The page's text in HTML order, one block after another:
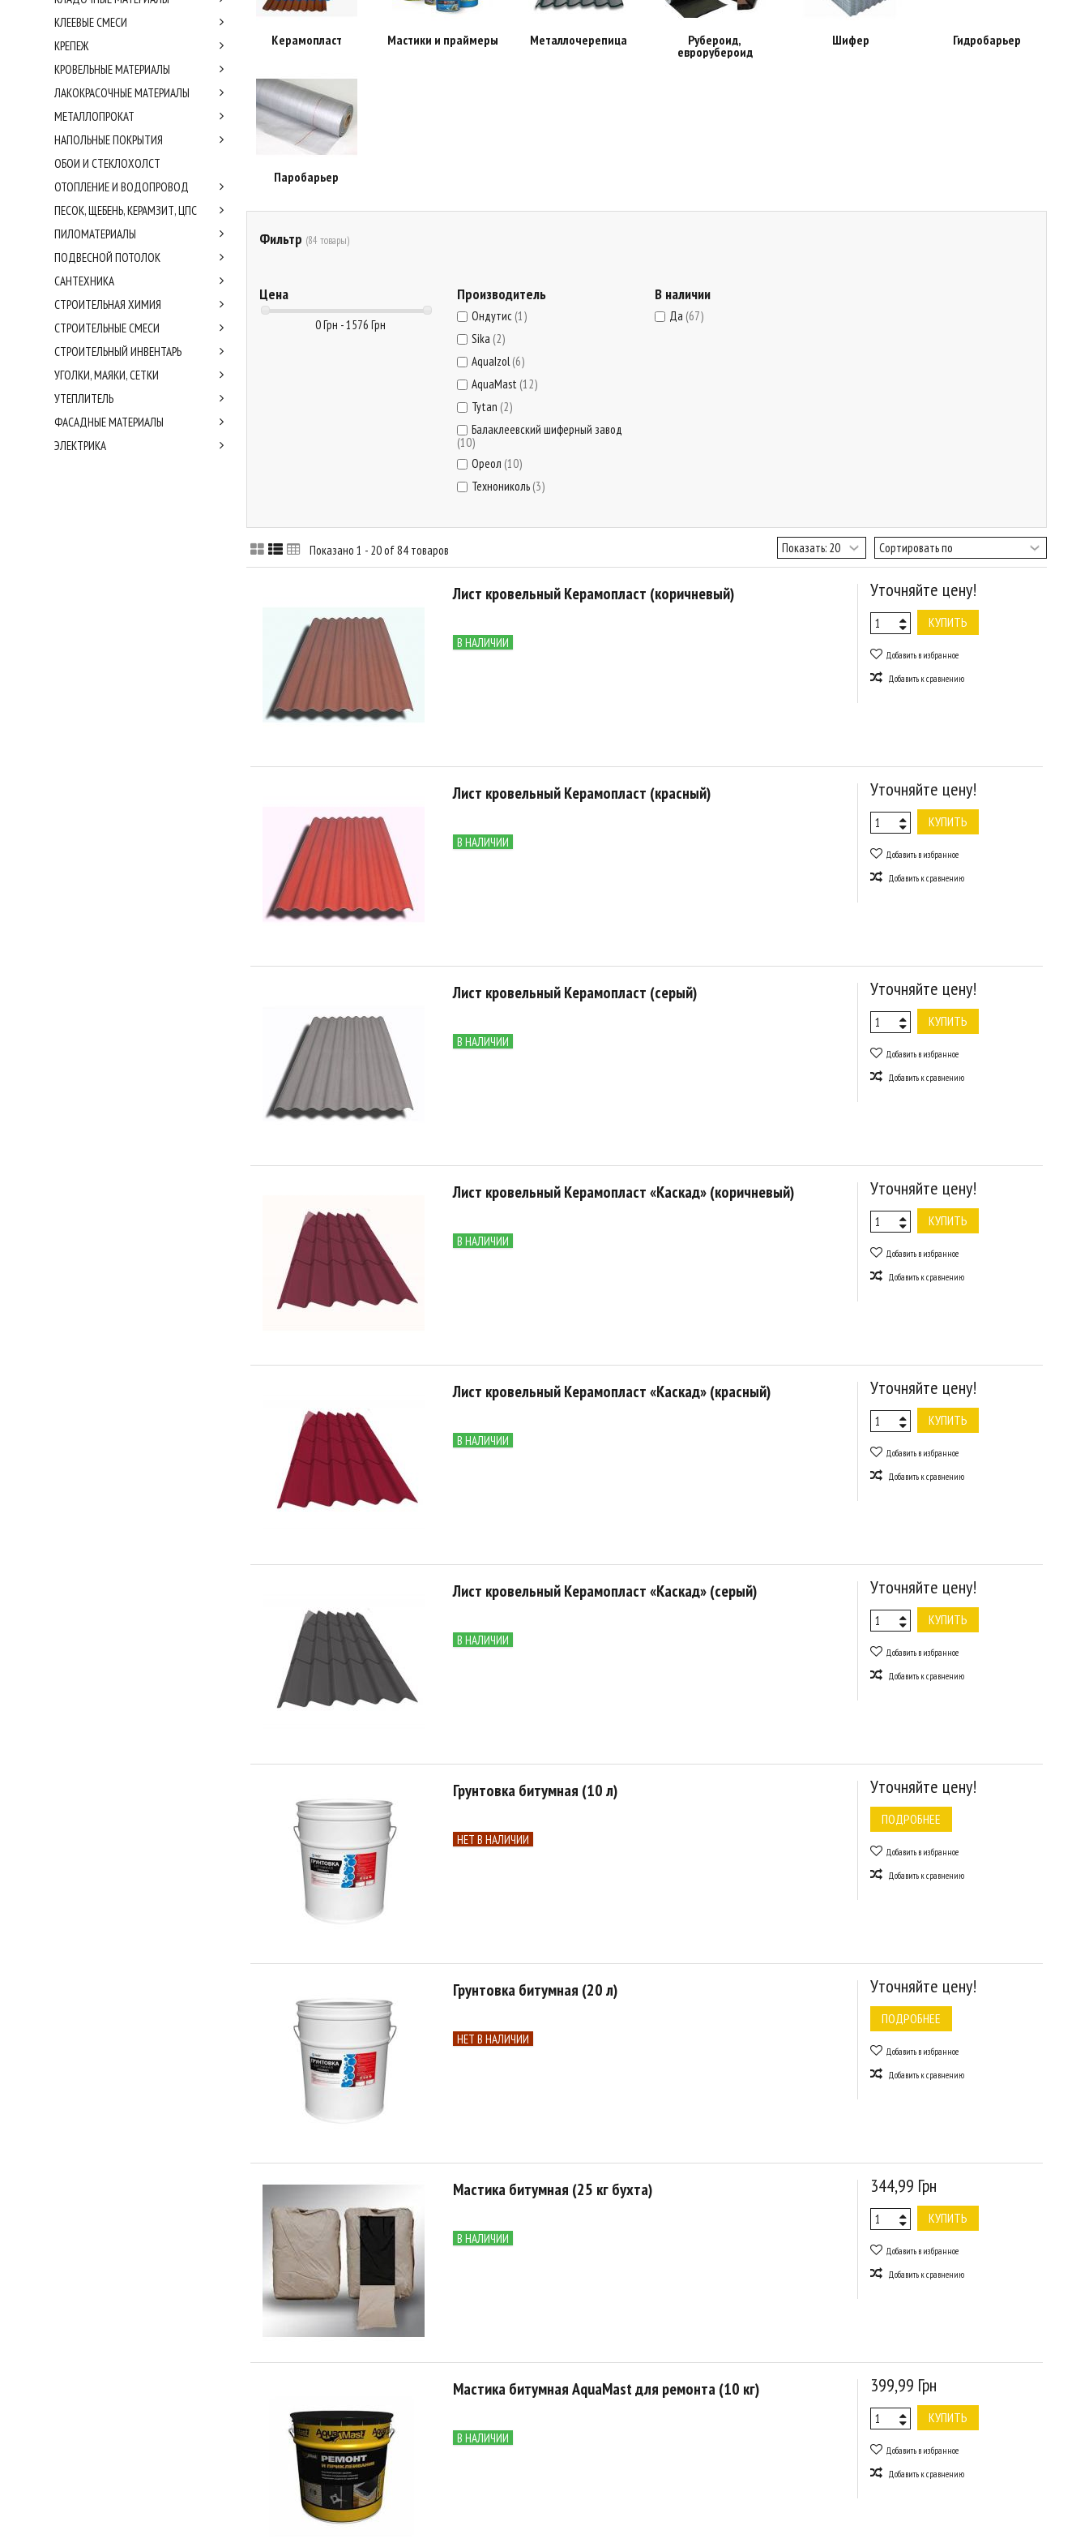
Керамопласт Мастики и праймеры Металлочерепица Рубероид,
еврорубероид
Шифер Гидробарьер
Паробарьер
Фильтр (84 товары)
Цена
0 Грн - 1576 Грн
Производитель
Ондутис (1)
Sika (2)
AquaIzol(6)
AquaMast (12)
Tytan (2)
Балаклеевский шиферный завод
(10)
Ореол (10)
Технониколь (3)
В наличии
Да (67)
Показано 1 - 20 of 84 товаров
Лист кровельный Керамопласт (коричневый)
В НАЛИЧИИ
Уточняйте цену!
КУПИТЬ
Добавить в избранное
Добавить к сравнению
Лист кровельный Керамопласт (красный)
В НАЛИЧИИ
Уточняйте цену!
КУПИТЬ
Добавить в избранное
Добавить к сравнению
Лист кровельный Керамопласт (серый)
В НАЛИЧИИ
Уточняйте цену!
КУПИТЬ
Добавить в избранное
Добавить к сравнению
Лист кровельный Керамопласт «Каскад» (коричневый)
В НАЛИЧИИ
Уточняйте цену!
КУПИТЬ
Добавить в избранное
Добавить к сравнению
Лист кровельный Керамопласт «Каскад» (красный)
В НАЛИЧИИ
Уточняйте цену!
КУПИТЬ
Добавить в избранное
Добавить к сравнению
Лист кровельный Керамопласт «Каскад» (серый)
В НАЛИЧИИ
Уточняйте цену!
КУПИТЬ
Добавить в избранное
Добавить к сравнению
Грунтовка битумная (10 л)
НЕТ В НАЛИЧИИ
Уточняйте цену!
ПОДРОБНЕЕ
Добавить в избранное
Добавить к сравнению
Грунтовка битумная (20 л)
НЕТ В НАЛИЧИИ
Уточняйте цену!
ПОДРОБНЕЕ
Добавить в избранное
Добавить к сравнению
Мастика битумная (25 кг бухта)
В НАЛИЧИИ
344,99 Грн
КУПИТЬ
Добавить в избранное
Добавить к сравнению
Мастика битумная AquaMast для ремонта (10 кг)
В НАЛИЧИИ
399,99 Грн
КУПИТЬ
Добавить в избранное
Добавить к сравнению
КЛЕЕВЫЕ СМЕСИ
КРЕПЕЖ
КРОВЕЛЬНЫЕ МАТЕРИАЛЫ
ЛАКОКРАСОЧНЫЕ МАТЕРИАЛЫ
МЕТАЛЛОПРОКАТ
НАПОЛЬНЫЕ ПОКРЫТИЯ
ОБОИ И СТЕКЛОХОЛСТ
ОТОПЛЕНИЕ И ВОДОПРОВОД
ПЕСОК, ЩЕБЕНЬ, КЕРАМЗИТ, ЦПС
ПИЛОМАТЕРИАЛЫ
ПОДВЕСНОЙ ПОТОЛОК
САНТЕХНИКА
СТРОИТЕЛЬНАЯ ХИМИЯ
СТРОИТЕЛЬНЫЕ СМЕСИ
СТРОИТЕЛЬНЫЙ ИНВЕНТАРЬ
УГОЛКИ, МАЯКИ, СЕТКИ
УТЕПЛИТЕЛЬ
ФАСАДНЫЕ МАТЕРИАЛЫ
ЭЛЕКТРИКА